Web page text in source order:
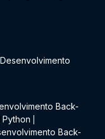
Desenvolvimento
Back-
Back-